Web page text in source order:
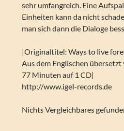
sehr umfangreich. Eine
Einheiten kann da nicht
man sich dann die Dialoge
|Originaltitel: Ways to live
Aus dem Englischen
77 Minuten auf 1 CD|
http://www.igel-records.de
Nichts Vergleichbares